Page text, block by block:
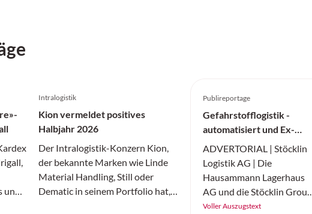
und
Intralogistik
Kion vermeldet positives
Halbjahr 2026
Der Intralogistik-Konzern Kion,
der bekannte Marken wie Linde
Material Handling, Still oder
Dematic in seinem Portfolio hat,
Publireportage
Gefahrstofflogistik -
automatisiert und Ex-
Schutz-konform
ADVERTORIAL | Stöcklin
Logistik AG | Die
Hausammann Lagerhaus
AG und die Stöcklin Group
haben in der Schweiz am
Voller Auszugstext